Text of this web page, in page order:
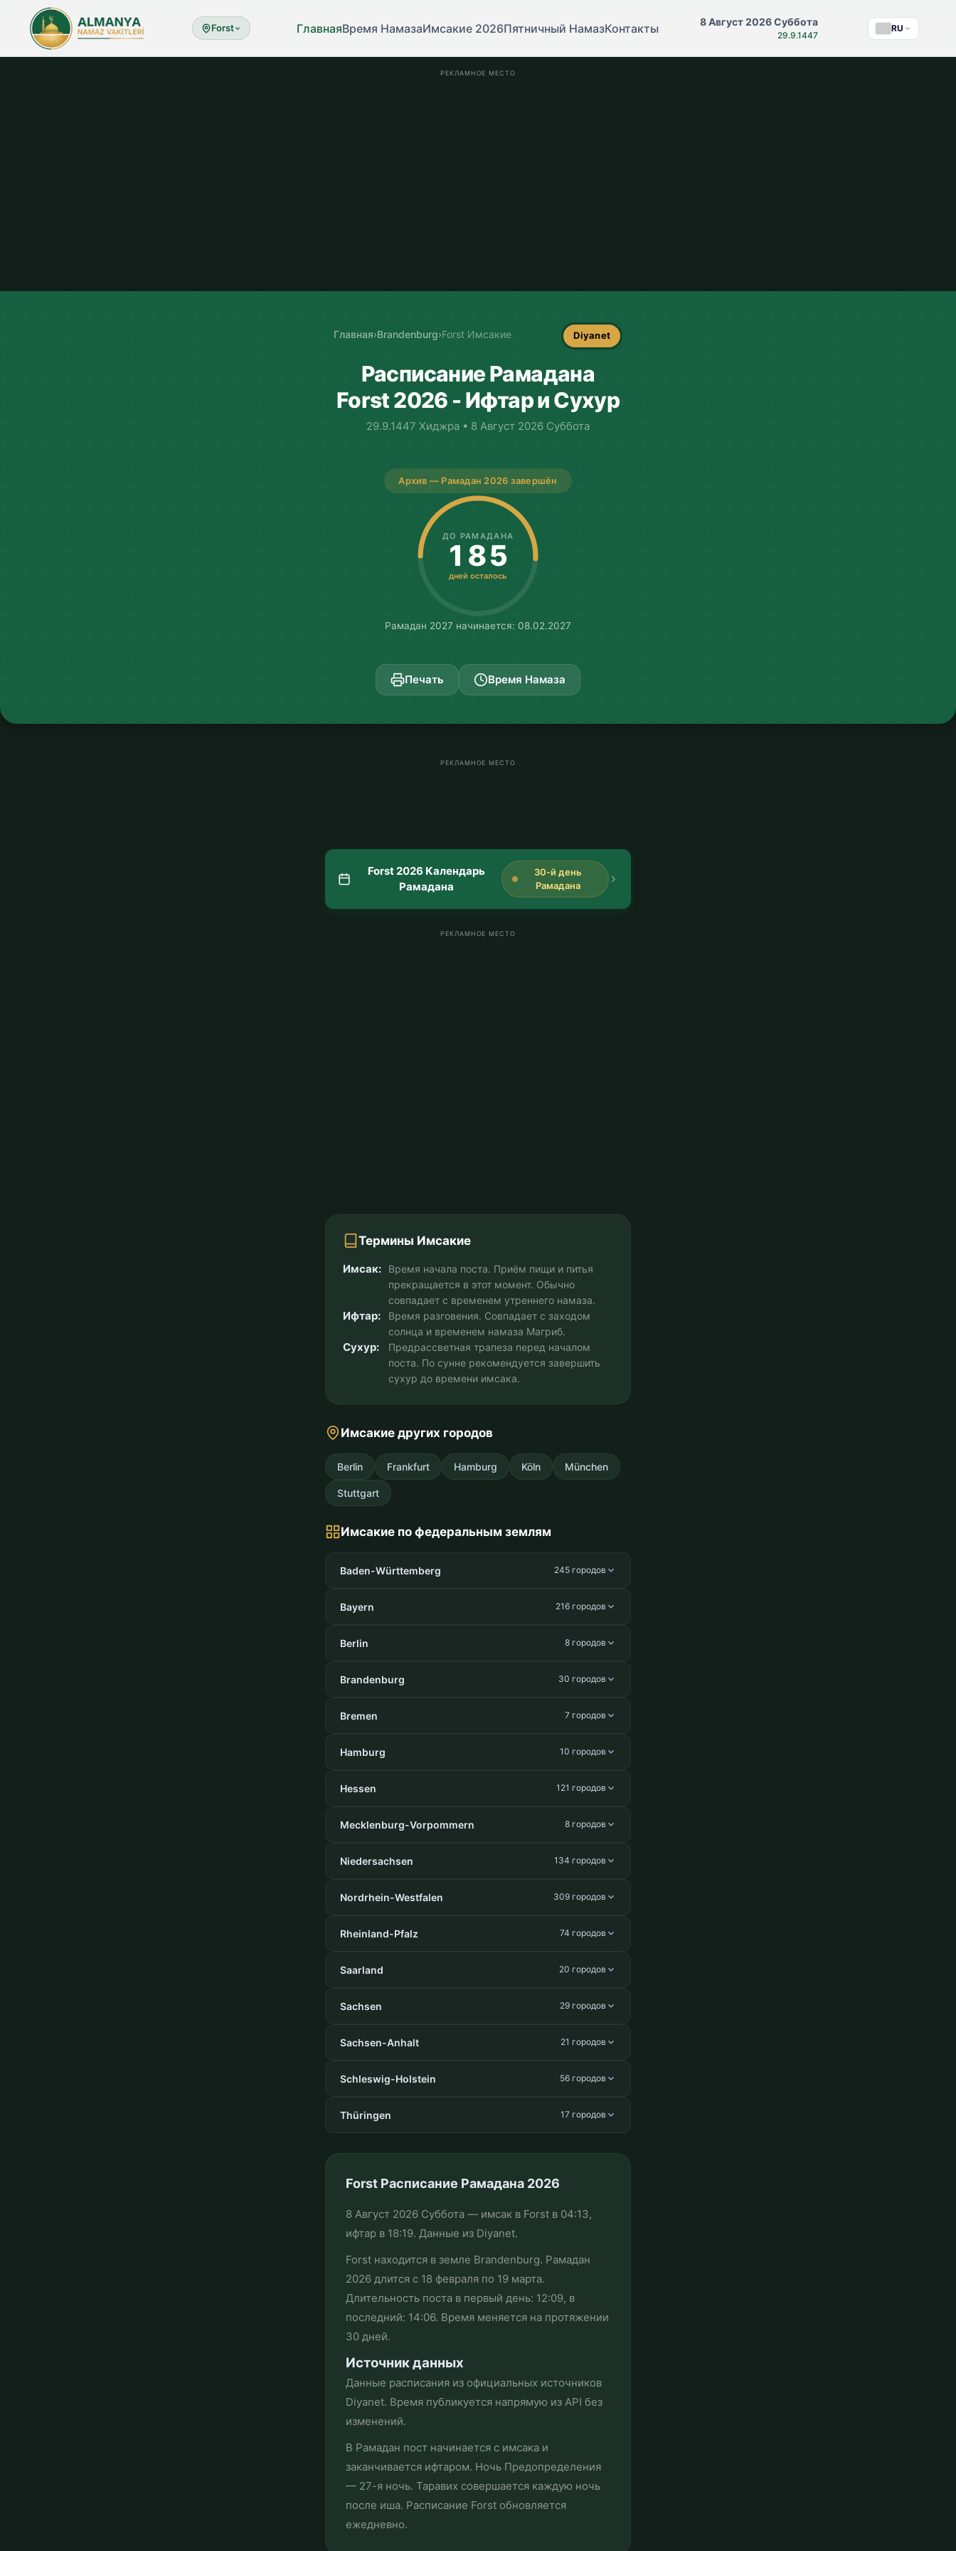
Forst ГлавнаяВремя НамазаИмсакие 2026Пятничный НамазКонтакты 8 Август 2026 Суббота
29.9.1447
RU
РЕКЛАМНОЕ МЕСТО
Главная›Brandenburg›Forst Имсакие Diyanet
Расписание Рамадана
Forst 2026 - Ифтар и Сухур
29.9.1447 Хиджра • 8 Август 2026 Суббота
Архив — Рамадан 2026 завершён
ДО РАМАДАНА
185
дней осталось
Рамадан 2027 начинается: 08.02.2027
Печать Время Намаза
РЕКЛАМНОЕ МЕСТО
Forst 2026 Календарь
Рамадана
30-й день
Рамадана
РЕКЛАМНОЕ МЕСТО
Термины Имсакие
Имсак:
Время начала поста. Приём пищи и питья
прекращается в этот момент. Обычно
совпадает с временем утреннего намаза.
Ифтар:
Время разговения. Совпадает с заходом
солнца и временем намаза Магриб.
Сухур:
Предрассветная трапеза перед началом
поста. По сунне рекомендуется завершить
сухур до времени имсака.
Имсакие других городов
Berlin Frankfurt Hamburg Köln München
Stuttgart
Имсакие по федеральным землям
Baden-Württemberg 245 городов
Bayern 216 городов
Berlin 8 городов
Brandenburg 30 городов
Bremen 7 городов
Hamburg 10 городов
Hessen 121 городов
Mecklenburg-Vorpommern 8 городов
Niedersachsen 134 городов
Nordrhein-Westfalen 309 городов
Rheinland-Pfalz 74 городов
Saarland 20 городов
Sachsen 29 городов
Sachsen-Anhalt 21 городов
Schleswig-Holstein 56 городов
Thüringen 17 городов
Forst Расписание Рамадана 2026
8 Август 2026 Суббота — имсак в Forst в 04:13,
ифтар в 18:19. Данные из Diyanet.
Forst находится в земле Brandenburg. Рамадан
2026 длится с 18 февраля по 19 марта.
Длительность поста в первый день: 12:09, в
последний: 14:06. Время меняется на протяжении
30 дней.
Источник данных
Данные расписания из официальных источников
Diyanet. Время публикуется напрямую из API без
изменений.
В Рамадан пост начинается с имсака и
заканчивается ифтаром. Ночь Предопределения
— 27-я ночь. Таравих совершается каждую ночь
после иша. Расписание Forst обновляется
ежедневно.